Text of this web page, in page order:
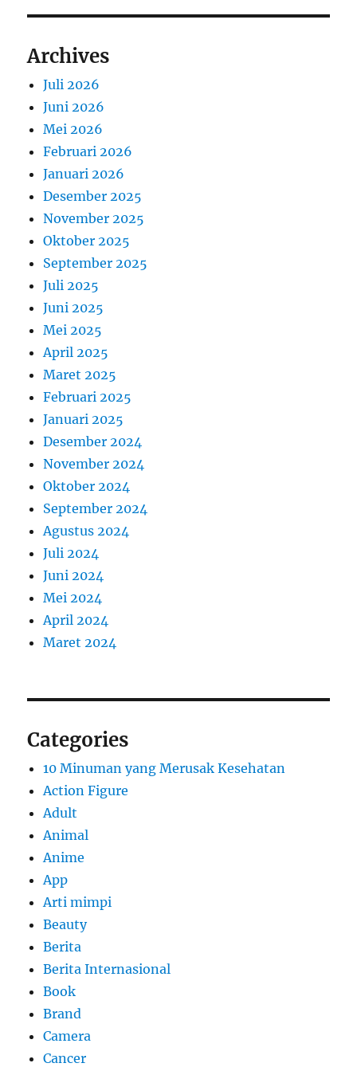
Archives
Juli 2026
Juni 2026
Mei 2026
Februari 2026
Januari 2026
Desember 2025
November 2025
Oktober 2025
September 2025
Juli 2025
Juni 2025
Mei 2025
April 2025
Maret 2025
Februari 2025
Januari 2025
Desember 2024
November 2024
Oktober 2024
September 2024
Agustus 2024
Juli 2024
Juni 2024
Mei 2024
April 2024
Maret 2024
Categories
10 Minuman yang Merusak Kesehatan
Action Figure
Adult
Animal
Anime
App
Arti mimpi
Beauty
Berita
Berita Internasional
Book
Brand
Camera
Cancer